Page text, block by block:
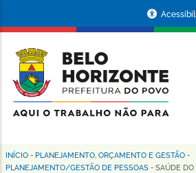
conteúdo
principal
da
Prefeitura
de
Horizonte
Trilha
INÍCIO - PLANEJAMENTO, ORÇAMENTO E GESTÃO -
PLANEJAMENTO/GESTÃO DE PESSOAS - SAÚDE DO